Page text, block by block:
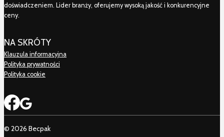
doświadczeniem. Lider branży, oferujemy wysoką jakość i konkurencyjne
ceny.
NA SKRÓTY
Klauzula informacyjna
Polityka prywatności
Polityka cookie
© 2026 Becpak